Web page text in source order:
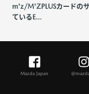
m'z/M'ZPLUSカードの
ているE...
Mazda Japan